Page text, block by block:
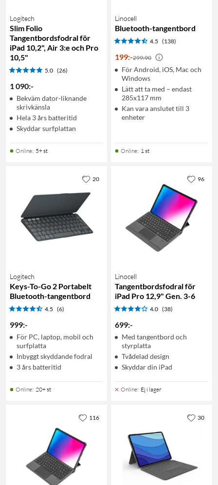
Logitech
Slim Folio
Tangentbordsfodral för
iPad 10,2", Air 3:e och Pro
10,5"
5.0 (26)
1 090:-
Bekväm dator-liknande
skrivkänsla
Hela 3 års batteritid
Skyddar surfplattan
Online: 5+ st
Linocell
Bluetooth-tangentbord
4.5 (138)
199:-299:90
För Android, iOS, Mac och
Windows
Lätt att ta med – endast
285x117 mm
Kan vara anslutet till 3
enheter
Online: 1 st
Logitech
Keys-To-Go 2 Portabelt
Bluetooth-tangentbord
4.5 (6)
999:-
För PC, laptop, mobil och
surfplatta
Inbyggt skyddande fodral
3 års batteritid
Online: 20+ st
20
Linocell
Tangentbordsfodral för
iPad Pro 12,9" Gen. 3-6
4.0 (38)
699:-
Med tangentbord och
styrplatta
Tvådelad design
Skyddar din iPad
Online: Ej i lager
96
116 30